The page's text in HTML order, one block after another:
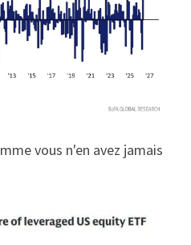
vous n'en avez jamais